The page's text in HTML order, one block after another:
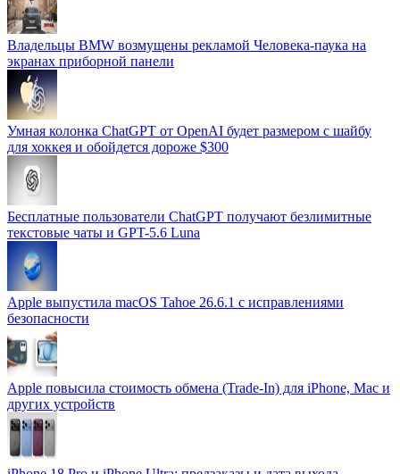
Владельцы BMW возмущены рекламой Человека-паука на
экранах приборной панели
Умная колонка ChatGPT от OpenAI будет размером с шайбу
для хоккея и обойдется дороже $300
Бесплатные пользователи ChatGPT получают безлимитные
текстовые чаты и GPT-5.6 Luna
Apple выпустила macOS Tahoe 26.6.1 с исправлениями
безопасности
Apple повысила стоимость обмена (Trade-In) для iPhone, Mac и
других устройств